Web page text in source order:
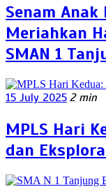
Senam
Meriahkan
SMAN 1
15 July 2025 2 min
MPLS Hari
dan